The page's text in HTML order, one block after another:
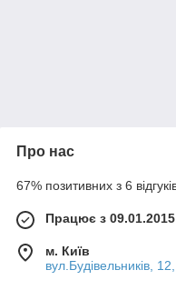
Про нас
67% позитивних з 6
Працює з 09.01.2015
м. Київ
вул.Будівельників,